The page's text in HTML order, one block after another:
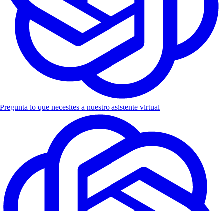
Pregunta lo que necesites a nuestro asistente virtual